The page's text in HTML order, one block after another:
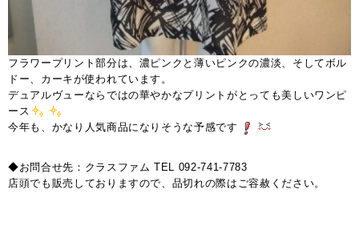
フラワープリント部分は、濃ピンクと薄いピンクの濃淡、そしてボル
ドー、カーキが使われています。
デュアルヴューならではの華やかなプリントがとっても美しいワンピ
ース
今年も、かなり人気商品になりそうな予感です
◆お問合せ先：クラスファム TEL 092-741-7783
店頭でも販売しておりますので、品切れの際はご容赦ください。